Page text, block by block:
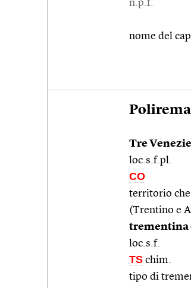
n.p.f.
nome del
Tre Venezie
loc.s.f.pl.
CO
territorio che
(Trentino e
trementina
loc.s.f.
TS chim.
tipo di